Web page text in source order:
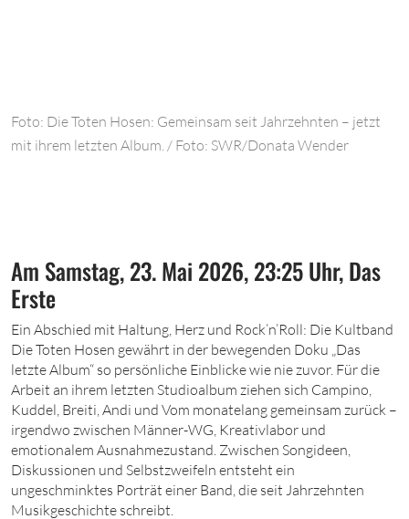
Foto: Die Toten Hosen: Gemeinsam seit Jahrzehnten – jetzt
mit ihrem letzten Album. / Foto: SWR/Donata Wender
Am Samstag, 23. Mai 2026, 23:25 Uhr, Das
Erste
Ein Abschied mit Haltung, Herz und Rock’n’Roll: Die Kultband
Die Toten Hosen gewährt in der bewegenden Doku „Das
letzte Album“ so persönliche Einblicke wie nie zuvor. Für die
Arbeit an ihrem letzten Studioalbum ziehen sich Campino,
Kuddel, Breiti, Andi und Vom monatelang gemeinsam zurück –
irgendwo zwischen Männer-WG, Kreativlabor und
emotionalem Ausnahmezustand. Zwischen Songideen,
Diskussionen und Selbstzweifeln entsteht ein
ungeschminktes Porträt einer Band, die seit Jahrzehnten
Musikgeschichte schreibt.